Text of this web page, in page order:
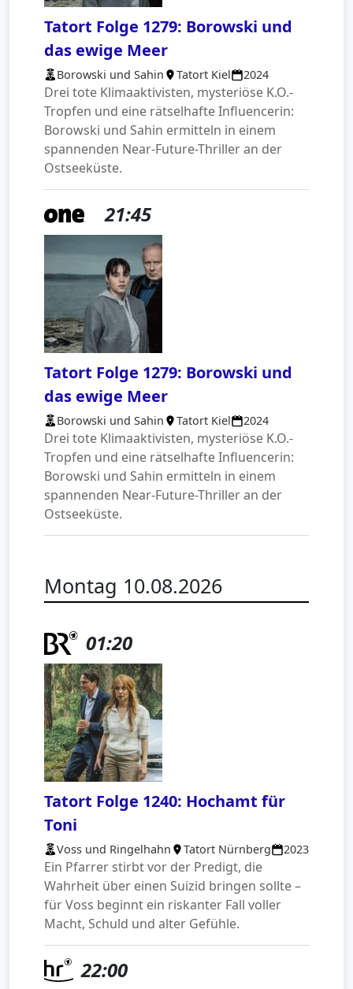
Tatort Folge 1279: Borowski und
das ewige Meer
Borowski und Sahin Tatort Kiel 2024
Drei tote Klimaaktivisten, mysteriöse K.O.-
Tropfen und eine rätselhafte Influencerin:
Borowski und Sahin ermitteln in einem
spannenden Near-Future-Thriller an der
Ostseeküste.
21:45
Tatort Folge 1279: Borowski und
das ewige Meer
Borowski und Sahin Tatort Kiel 2024
Drei tote Klimaaktivisten, mysteriöse K.O.-
Tropfen und eine rätselhafte Influencerin:
Borowski und Sahin ermitteln in einem
spannenden Near-Future-Thriller an der
Ostseeküste.
Montag 10.08.2026
01:20
Tatort Folge 1240: Hochamt für
Toni
Voss und Ringelhahn Tatort Nürnberg 2023
Ein Pfarrer stirbt vor der Predigt, die
Wahrheit über einen Suizid bringen sollte –
für Voss beginnt ein riskanter Fall voller
Macht, Schuld und alter Gefühle.
22:00